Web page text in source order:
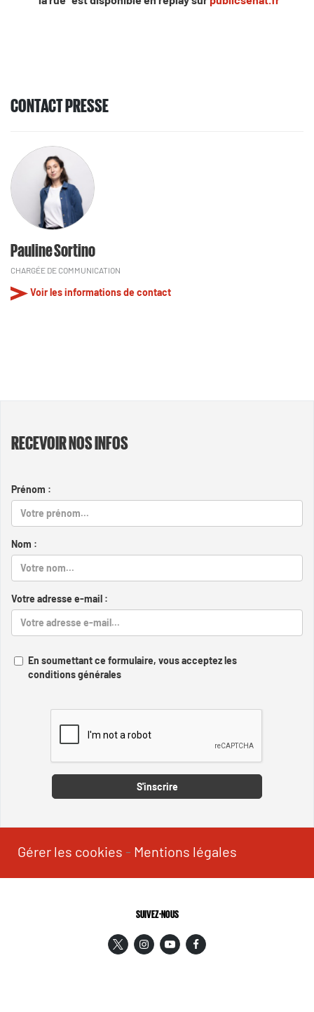
CONTACT PRESSE
Pauline Sortino
CHARGÉE DE COMMUNICATION
Voir les informations de contact
RECEVOIR NOS INFOS
Prénom :
Nom :
Votre adresse e-mail :
En soumettant ce formulaire, vous acceptez les
conditions générales
S'inscrire
Gérer les cookies - Mentions légales
SUIVEZ-NOUS